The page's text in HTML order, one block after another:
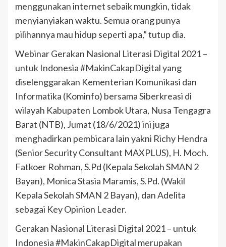
menggunakan internet sebaik mungkin, tidak
menyianyiakan waktu. Semua orang punya
pilihannya mau hidup seperti apa,” tutup dia.
Webinar Gerakan Nasional Literasi Digital 2021 –
untuk Indonesia #MakinCakapDigital yang
diselenggarakan Kementerian Komunikasi dan
Informatika (Kominfo) bersama Siberkreasi di
wilayah Kabupaten Lombok Utara, Nusa Tengagra
Barat (NTB), Jumat (18/6/2021) ini juga
menghadirkan pembicara lain yakni Richy Hendra
(Senior Security Consultant MAXPLUS), H. Moch.
Fatkoer Rohman, S.Pd (Kepala Sekolah SMAN 2
Bayan), Monica Stasia Maramis, S.Pd. (Wakil
Kepala Sekolah SMAN 2 Bayan), dan Adelita
sebagai Key Opinion Leader.
Gerakan Nasional Literasi Digital 2021 – untuk
Indonesia #MakinCakapDigital merupakan